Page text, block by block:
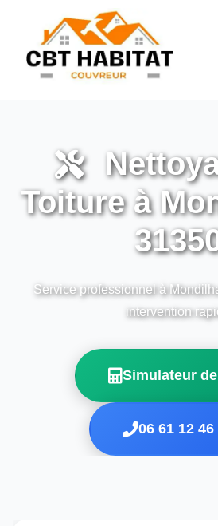
Toiture à
Service professionnel à
intervention
Simulateur
06 61 12 46